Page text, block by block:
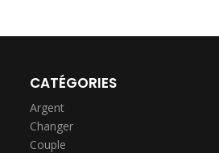
CATÉGORIES
Argent
Changer
Couple